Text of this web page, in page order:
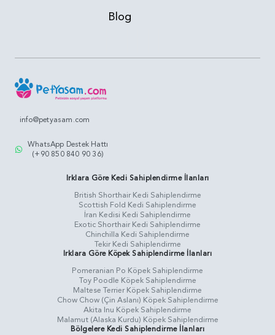
Blog
info@petyasam.com
WhatsApp Destek Hattı
(+90 850 840 90 36)
Irklara Göre Kedi Sahiplendirme İlanları
British Shorthair Kedi Sahiplendirme
Scottish Fold Kedi Sahiplendirme
İran Kedisi Kedi Sahiplendirme
Exotic Shorthair Kedi Sahiplendirme
Chinchilla Kedi Sahiplendirme
Tekir Kedi Sahiplendirme
Irklara Göre Köpek Sahiplendirme İlanları
Pomeranian Po Köpek Sahiplendirme
Toy Poodle Köpek Sahiplendirme
Maltese Terrier Köpek Sahiplendirme
Chow Chow (Çin Aslanı) Köpek Sahiplendirme
Akita Inu Köpek Sahiplendirme
Malamut (Alaska Kurdu) Köpek Sahiplendirme
Bölgelere Kedi Sahiplendirme İlanları